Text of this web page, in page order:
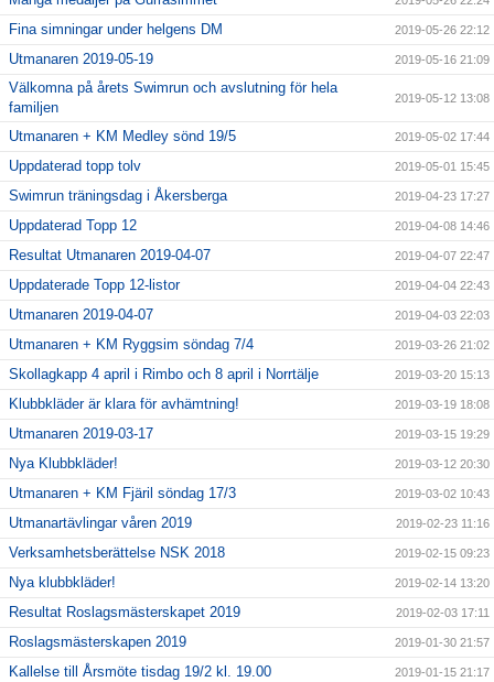
Fina simningar under helgens DM 2019-05-26 22:12
Utmanaren 2019-05-19 2019-05-16 21:09
Välkomna på årets Swimrun och avslutning för hela
familjen
2019-05-12 13:08
Utmanaren + KM Medley sönd 19/5 2019-05-02 17:44
Uppdaterad topp tolv 2019-05-01 15:45
Swimrun träningsdag i Åkersberga 2019-04-23 17:27
Uppdaterad Topp 12 2019-04-08 14:46
Resultat Utmanaren 2019-04-07 2019-04-07 22:47
Uppdaterade Topp 12-listor 2019-04-04 22:43
Utmanaren 2019-04-07 2019-04-03 22:03
Utmanaren + KM Ryggsim söndag 7/4 2019-03-26 21:02
Skollagkapp 4 april i Rimbo och 8 april i Norrtälje 2019-03-20 15:13
Klubbkläder är klara för avhämtning! 2019-03-19 18:08
Utmanaren 2019-03-17 2019-03-15 19:29
Nya Klubbkläder! 2019-03-12 20:30
Utmanaren + KM Fjäril söndag 17/3 2019-03-02 10:43
Utmanartävlingar våren 2019 2019-02-23 11:16
Verksamhetsberättelse NSK 2018 2019-02-15 09:23
Nya klubbkläder! 2019-02-14 13:20
Resultat Roslagsmästerskapet 2019 2019-02-03 17:11
Roslagsmästerskapen 2019 2019-01-30 21:57
Kallelse till Årsmöte tisdag 19/2 kl. 19.00 2019-01-15 21:17